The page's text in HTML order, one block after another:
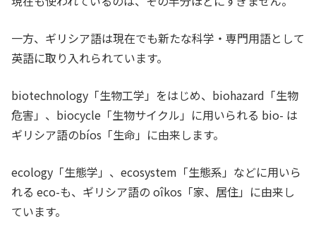
一方、ギリシア語は現在でも新たな科学・専門用語として
英語に取り入れられています。
biotechnology「生物工学」をはじめ、biohazard「生物
危害」、biocycle「生物サイクル」に用いられる bio- は
ギリシア語のbíos「生命」に由来します。
ecology「生態学」、ecosystem「生態系」などに用いら
れる eco-も、ギリシア語の oîkos「家、居住」に由来し
ています。